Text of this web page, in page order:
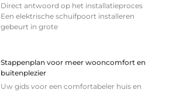
Direct antwoord op het installatieproces
Een elektrische schuifpoort installeren
gebeurt in grote
Stappenplan voor meer wooncomfort en
buitenplezier
Uw gids voor een comfortabeler huis en